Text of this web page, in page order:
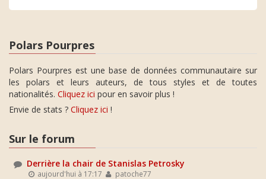
Polars Pourpres
Polars Pourpres est une base de données communautaire sur
les polars et leurs auteurs, de tous styles et de toutes
nationalités. Cliquez ici pour en savoir plus !
Envie de stats ? Cliquez ici !
Sur le forum
Derrière la chair de Stanislas Petrosky
aujourd'hui à 17:17 patoche77